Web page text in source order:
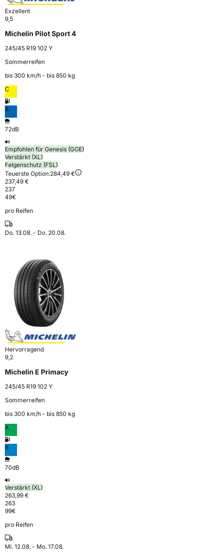
Exzellent
9,5
Michelin Pilot Sport 4
245/45 R19 102 Y
Sommerreifen
bis 300 km⁠/⁠h - bis 850 kg
C
A
72dB
Empfohlen für Genesis (GOE)
Verstärkt (XL)
Felgenschutz (FSL)
Teuerste Option:284,49 €
237,49 €
237
49€
pro Reifen
Do. 13.08. - Do. 20.08.
Hervorragend
9,2
Michelin E Primacy
245/45 R19 102 Y
Sommerreifen
bis 300 km⁠/⁠h - bis 850 kg
A
B
70dB
Verstärkt (XL)
263,99 €
263
99€
pro Reifen
Mi. 12.08. - Mo. 17.08.